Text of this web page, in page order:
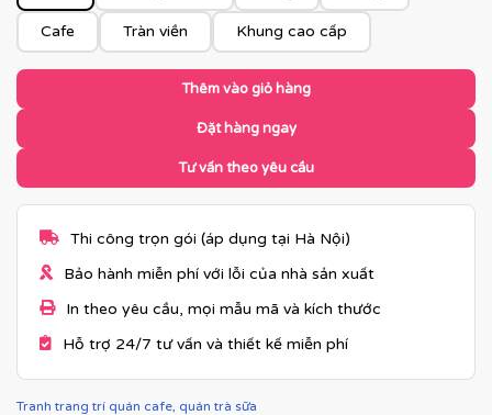
Cafe Tràn viền Khung cao cấp
Thêm vào giỏ hàng
Đặt hàng ngay
Tư vấn theo yêu cầu
Thi công trọn gói (áp dụng tại Hà Nội)
Bảo hành miễn phí với lỗi của nhà sản xuất
In theo yêu cầu, mọi mẫu mã và kích thước
Hỗ trợ 24/7 tư vấn và thiết kế miễn phí
Tranh trang trí quán cafe, quán trà sữa